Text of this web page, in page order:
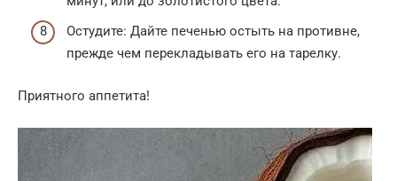
Остудите: Дайте печенью остыть на противне,
прежде чем перекладывать его на тарелку.
Приятного аппетита!